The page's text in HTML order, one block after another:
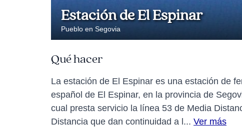
Estación de El Espinar
Pueblo en Segovia
Qué hacer
La estación de El Espinar es una estación de
español de El Espinar, en la provincia de
cual presta servicio la línea 53 de Media
Distancia que dan continuidad a l... Ver más